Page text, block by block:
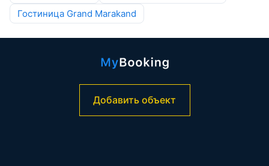
Гостиница Grand Marakand
Добавить объект